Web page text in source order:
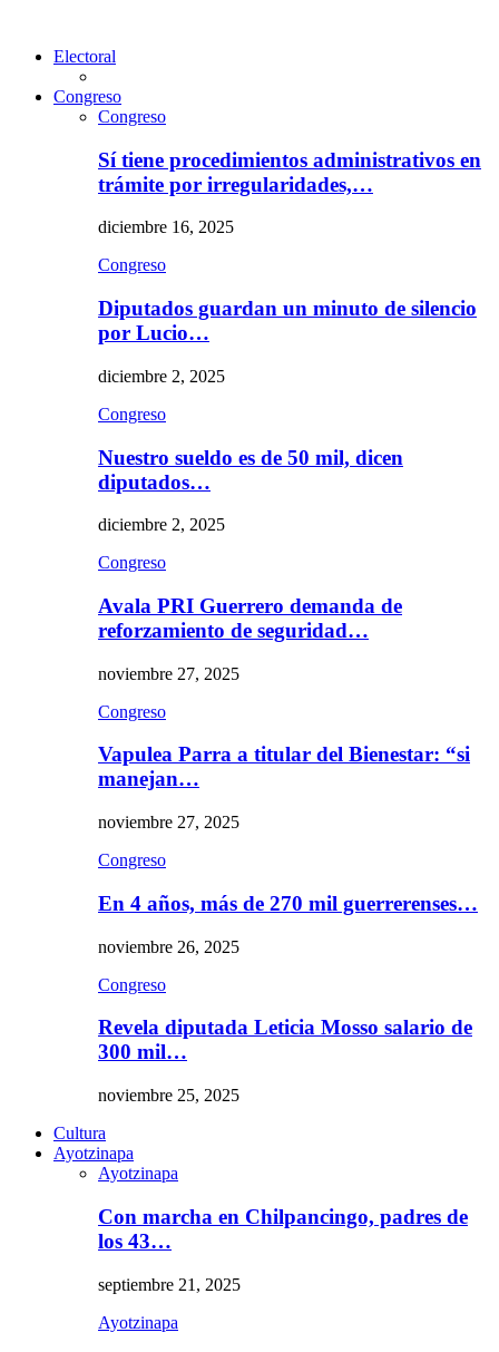
Electoral
Congreso
Congreso
Sí tiene procedimientos administrativos en
trámite por irregularidades,…
diciembre 16, 2025
Congreso
Diputados guardan un minuto de silencio
por Lucio…
diciembre 2, 2025
Congreso
Nuestro sueldo es de 50 mil, dicen
diputados…
diciembre 2, 2025
Congreso
Avala PRI Guerrero demanda de
reforzamiento de seguridad…
noviembre 27, 2025
Congreso
Vapulea Parra a titular del Bienestar: “si
manejan…
noviembre 27, 2025
Congreso
En 4 años, más de 270 mil guerrerenses…
noviembre 26, 2025
Congreso
Revela diputada Leticia Mosso salario de
300 mil…
noviembre 25, 2025
Cultura
Ayotzinapa
Ayotzinapa
Con marcha en Chilpancingo, padres de
los 43…
septiembre 21, 2025
Ayotzinapa